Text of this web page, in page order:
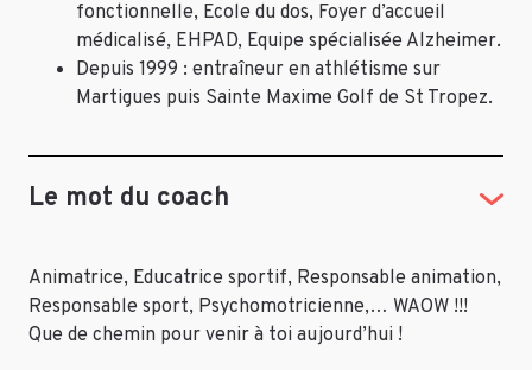
fonctionnelle, Ecole du dos, Foyer d’accueil
médicalisé, EHPAD, Equipe spécialisée Alzheimer.
Depuis 1999 : entraîneur en athlétisme sur
Martigues puis Sainte Maxime Golf de St Tropez.
Le mot du coach
Animatrice, Educatrice sportif, Responsable animation,
Responsable sport, Psychomotricienne,… WAOW !!!
Que de chemin pour venir à toi aujourd’hui !